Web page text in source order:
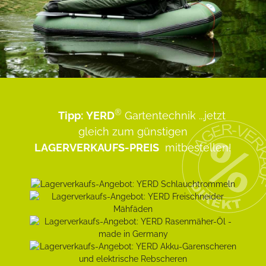
Tipp: YERD® Gartentechnik ...jetzt
gleich zum günstigen
LAGERVERKAUFS-PREIS mitbestellen!